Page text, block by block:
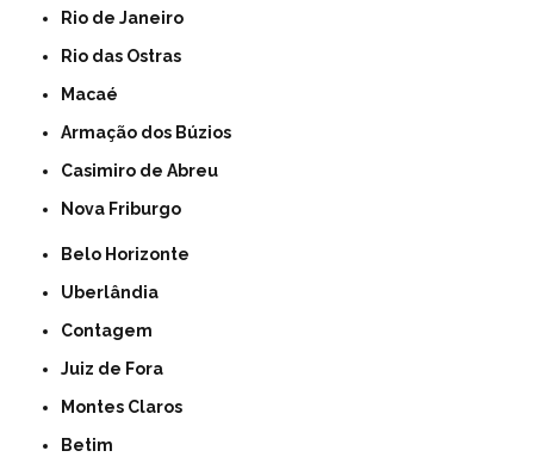
Rio de Janeiro
Rio das Ostras
Macaé
Armação dos Búzios
Casimiro de Abreu
Nova Friburgo
Belo Horizonte
Uberlândia
Contagem
Juiz de Fora
Montes Claros
Betim